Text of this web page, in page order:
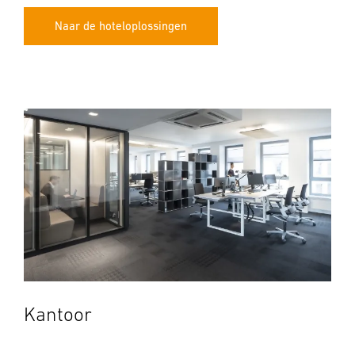
Naar de hoteloplossingen
Kantoor